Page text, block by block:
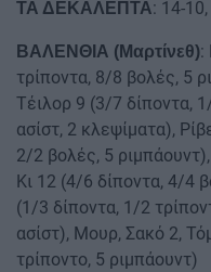
ΤΑ ΔΕΚΑΛΕΠΤΑ: 14-
ΒΑΛΕΝΘΙΑ (Μαρτίνεθ):
τρίποντα, 8/8 βολές, 5
Τέιλορ 9 (3/7 δίποντα,
ασίστ, 2 κλεψίματα),
2/2 βολές, 5
Κι 12 (4/6 δίποντα, 4/4
(1/3 δίποντα, 1/2
ασίστ), Μουρ, Σακό 2,
τρίποντο, 5 ριμπάουντ)